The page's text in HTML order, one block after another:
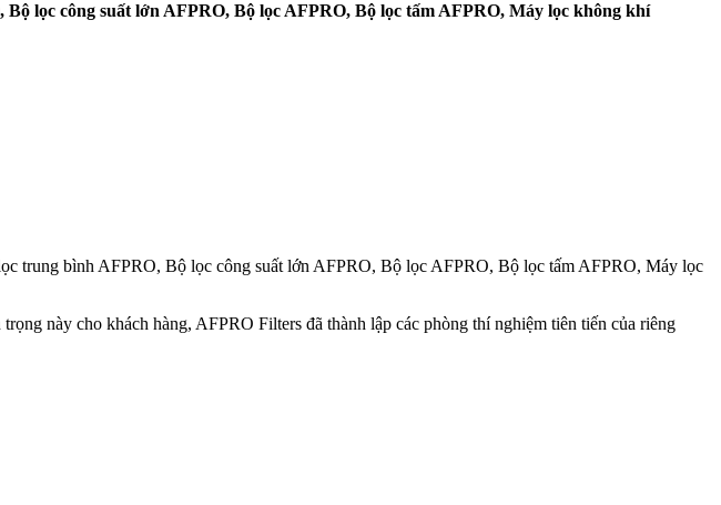
lọc công suất lớn AFPRO, Bộ lọc AFPRO, Bộ lọc tấm AFPRO, Máy lọc không khí
trung bình AFPRO, Bộ lọc công suất lớn AFPRO, Bộ lọc AFPRO, Bộ lọc tấm AFPRO, Máy lọc
này cho khách hàng, AFPRO Filters đã thành lập các phòng thí nghiệm tiên tiến của riêng